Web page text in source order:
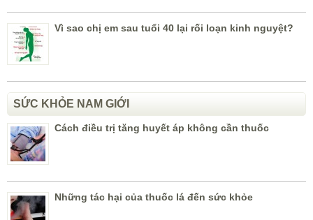
Vì sao chị em sau tuổi 40 lại rối loạn kinh nguyệt?
SỨC KHỎE NAM GIỚI
Cách điều trị tăng huyết áp không cần thuốc
Những tác hại của thuốc lá đến sức khỏe